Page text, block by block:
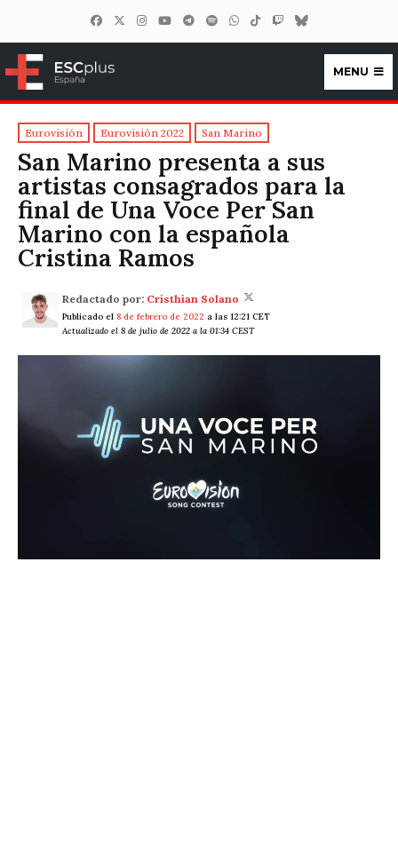
ESCplus España
MENU
Eurovisión Eurovisión 2022 San Marino
San Marino presenta a sus
artistas consagrados para la
final de Una Voce Per San
Marino con la española
Cristina Ramos
Redactado por: Cristhian Solano
Publicado el 8 de febrero de 2022 a las 12:21 CET
Actualizado el 8 de julio de 2022 a la 01:34 CEST